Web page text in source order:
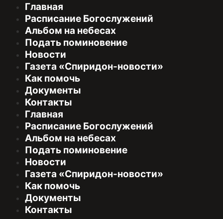
Главная
Расписание Богослужений
Альбом на небесах
Подать поминовение
Новости
Газета «Спиридон-новости»
Как помочь
Документы
Контакты
Главная
Расписание Богослужений
Альбом на небесах
Подать поминовение
Новости
Газета «Спиридон-новости»
Как помочь
Документы
Контакты